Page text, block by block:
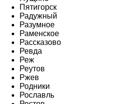
Пятигорск
Радужный
Разумное
Раменское
Рассказово
Ревда
Реж
Реутов
Ржев
Родники
Рославль